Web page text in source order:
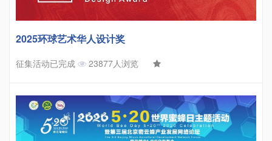
2025环球艺术华人设计奖
征集活动已完成 23877人浏览